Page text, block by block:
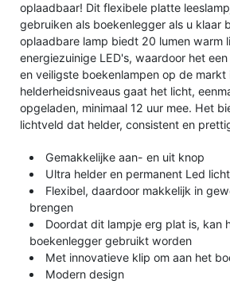
oplaadbaar! Dit flexibele platte
gebruiken als boekenlegger als u klaar
oplaadbare lamp biedt 20 lumen warm
energiezuinige LED's, waardoor het
en veiligste boekenlampen op de markt
helderheidsniveaus gaat het licht,
opgeladen, minimaal 12 uur mee. Het
lichtveld dat helder, consistent en
Gemakkelijke aan- en uit knop
Ultra helder en permanent Led licht
Flexibel, daardoor makkelijk in
brengen
Doordat dit lampje erg plat is, kan
boekenlegger gebruikt worden
Met innovatieve klip om aan het
Modern design